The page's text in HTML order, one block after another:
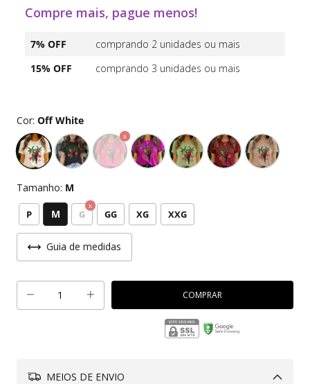
Compre mais, pague menos!
7% OFF
comprando 2 unidades ou mais
15% OFF
comprando 3 unidades ou mais
Cor: Off White
Tamanho: M
P M G GG XG XXG
Guia de medidas
MEIOS DE ENVIO